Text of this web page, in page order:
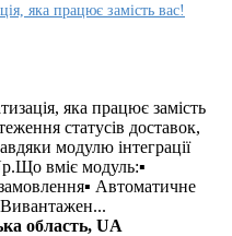
яка працює замість вас!
яка працює замість
статусів доставок,
модулю інтеграції
вміє модуль:▪
Автоматичне
Вивантажен...
область, UA